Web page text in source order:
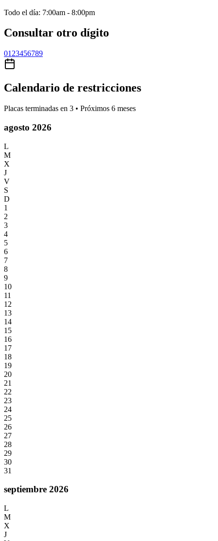
Todo el día: 7:00am - 8:00pm
Consultar otro dígito
01 23456789
Calendario de restricciones
Placas terminadas en 3 • Próximos 6 meses
agosto 2026
L
M
X
J
V
S
D
1
2
3
4
5
6
7
8
9
10
11
12
13
14
15
16
17
18
19
20
21
22
23
24
25
26
27
28
29
30
31
septiembre 2026
L
M
X
J